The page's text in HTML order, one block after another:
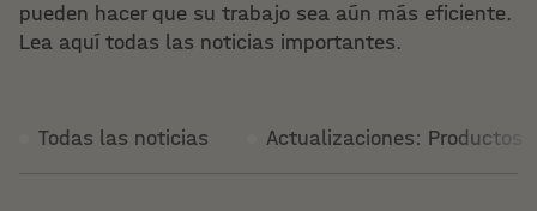
pueden hacer que su trabajo sea aún más eficiente.
Lea aquí todas las noticias importantes.
Todas las noticias Actualizaciones: Productos